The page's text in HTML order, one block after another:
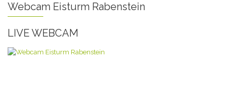
Webcam Eisturm Rabenstein
LIVE WEBCAM